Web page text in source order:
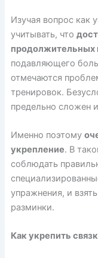
Изучая вопрос как
учитывать, что
продолжительных
подавляющего
отмечаются
тренировок.
предельно сложен
Именно поэтому
укрепление. В
соблюдать
упражнения, и
разминки.
Как укрепить